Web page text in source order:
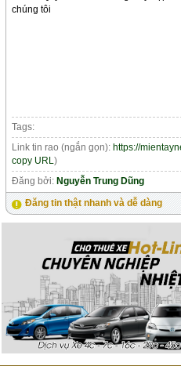
chúng tôi
Tags:
Link tin rao (ngắn gọn): https://
copy URL)
Đăng bởi: Nguyễn Trung Dũng
Đăng tin thật nhanh và dễ dàng